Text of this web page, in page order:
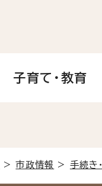
子育て・教育
>市政情報 > 手続き